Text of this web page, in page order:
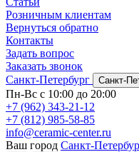
Розничным клиентам
Вернуться обратно
Контакты
Задать вопрос
Заказать звонок
Санкт-Петербург
Санкт-
Пн-Вс с 10:00 до 20:00
+7 (962) 343-21-12
+7 (812) 985-58-85
info@ceramic-center.ru
Ваш город Санкт-